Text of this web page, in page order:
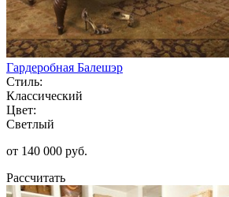
Гардеробная Балешэр
Стиль:
Классический
Цвет:
Светлый
от 140 000 руб.
Рассчитать